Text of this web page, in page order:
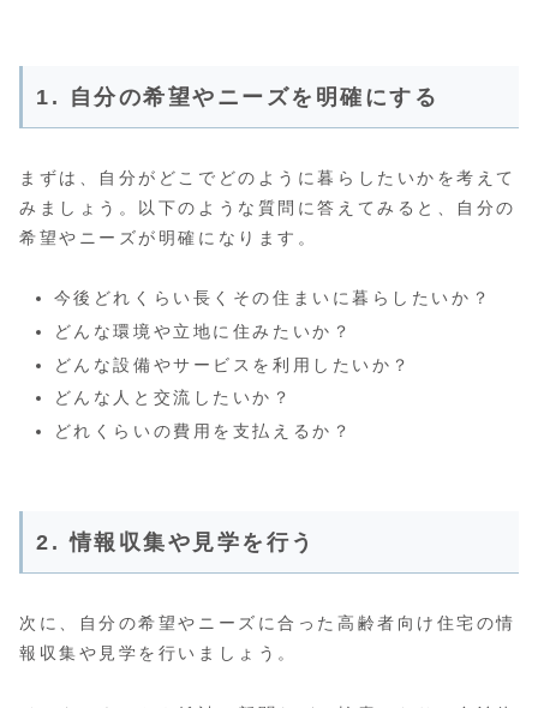
1. 自分の希望やニーズを明確にする
まずは、自分がどこでどのように暮らしたいかを考えて
みましょう。以下のような質問に答えてみると、自分の
希望やニーズが明確になります。
今後どれくらい長くその住まいに暮らしたいか？
どんな環境や立地に住みたいか？
どんな設備やサービスを利用したいか？
どんな人と交流したいか？
どれくらいの費用を支払えるか？
2. 情報収集や見学を行う
次に、自分の希望やニーズに合った高齢者向け住宅の情
報収集や見学を行いましょう。